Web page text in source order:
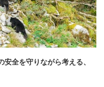
全を守りながら考える、